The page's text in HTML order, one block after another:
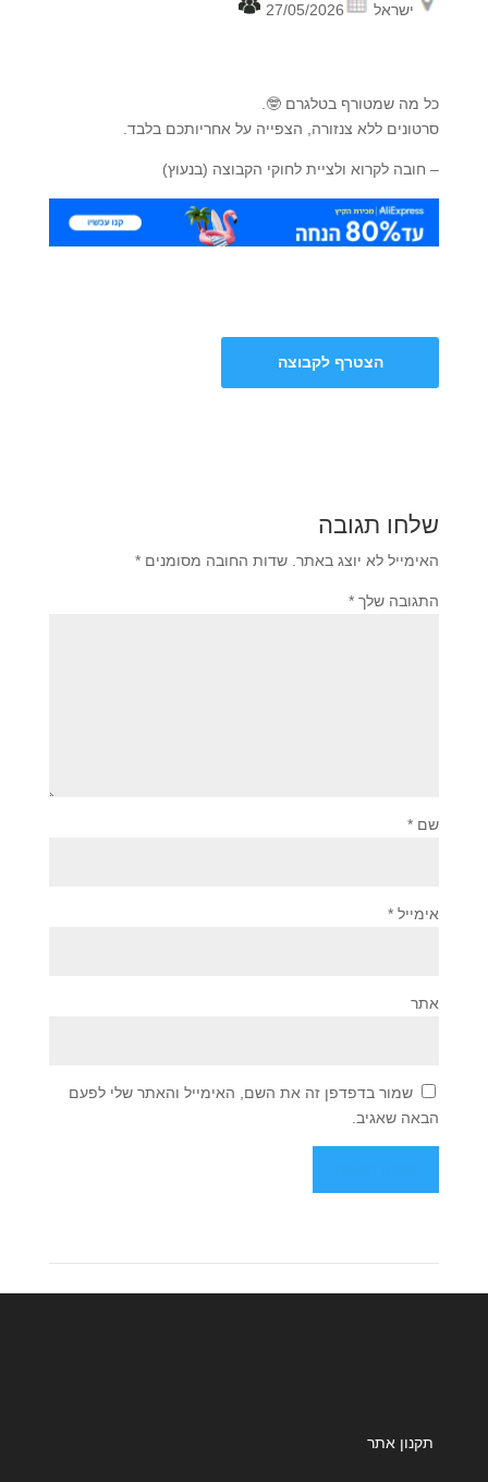
ישראל 27/05/2026
כל מה שמטורף בטלגרם 🤓.
סרטונים ללא צנזורה, הצפייה על אחריותכם בלבד.
– חובה לקרוא ולציית לחוקי הקבוצה (בנעוץ)
הצטרף לקבוצה
שלחו תגובה
האימייל לא יוצג באתר. שדות החובה מסומנים *
התגובה שלך *
שם *
אימייל *
אתר
שמור בדפדפן זה את השם, האימייל והאתר שלי לפעם
הבאה שאגיב.
תקנון אתר